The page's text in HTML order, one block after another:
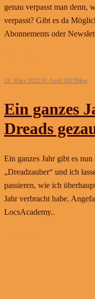
genau verpasst man denn,
verpasst? Gibt es da
Abonnements oder
24. März 202210. April 2022Blog
Ein ganzes
Dreads
Ein ganzes Jahr gibt es nun
„Dreadzauber“ und ich
passieren, wie ich
Jahr verbracht habe.
LocsAcademy..